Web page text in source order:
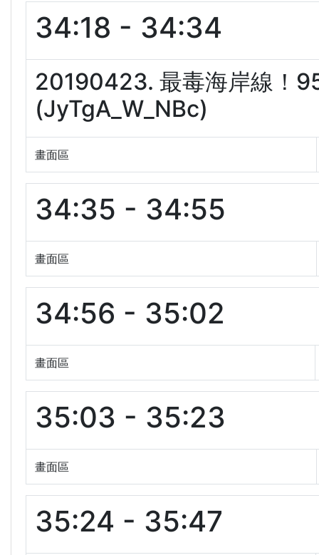
34:18 - 34:34
20190423. 最毒海岸線！
(JyTgA_W_NBc)
畫面區
34:35 - 34:55
畫面區
34:56 - 35:02
畫面區
35:03 - 35:23
畫面區
35:24 - 35:47